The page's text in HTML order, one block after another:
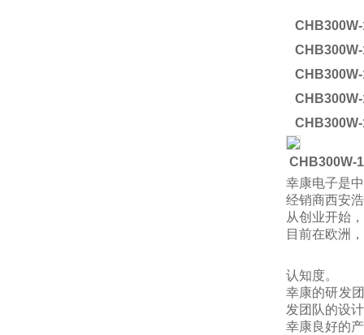
CHB300W-
幸康电子是
经销商西安
从创业开始
目前在欧洲
认知度。
幸康的研发
发团队的设
幸康良好的